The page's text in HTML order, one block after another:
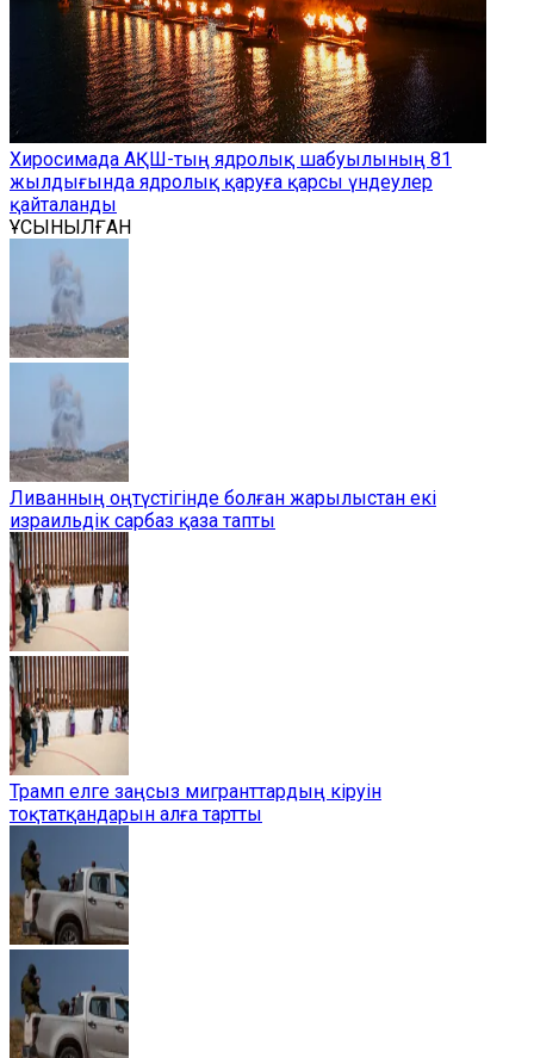
Хиросимада АҚШ-тың ядролық шабуылының 81
жылдығында ядролық қаруға қарсы үндеулер
қайталанды
ҰСЫНЫЛҒАН
Ливанның оңтүстігінде болған жарылыстан екі
израильдік сарбаз қаза тапты
Трамп елге заңсыз мигранттардың кіруін
тоқтатқандарын алға тартты